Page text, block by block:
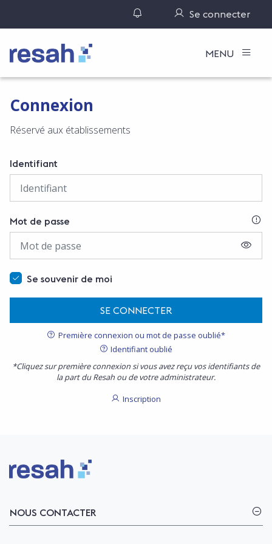
Gérer ses notifications
Se connecter
Logo Resah MENU
Connexion
Réservé aux établissements
Identifiant
Mot de passe
Se souvenir de moi
SE CONNECTER
Première connexion ou mot de passe oublié*
Identifiant oublié
*Cliquez sur première connexion si vous avez reçu vos identifiants de
la part du Resah ou de votre administrateur.
Inscription
Logo Resah
NOUS CONTACTER